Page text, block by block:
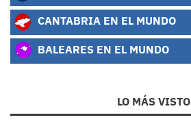
CANTABRIA EN EL MUNDO
BALEARES EN EL MUNDO
LO MÁS VISTO